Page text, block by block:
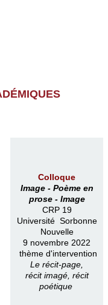
ÉMIQUES
Colloque
Image - Poème en
prose - Image
CRP 19
Université Sorbonne
Nouvelle
9 novembre 2022
thème d'intervention
Le récit-page,
récit imagé, récit
poétique